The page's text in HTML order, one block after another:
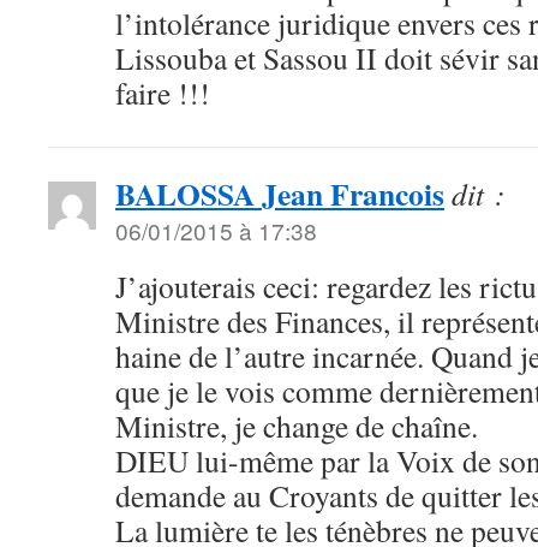
l’intolérance juridique envers ces
Lissouba et Sassou II doit sévir
faire !!!
BALOSSA Jean Francoisdit :
06/01/2015 à 17:38
J’ajouterais ceci: regardez les
Ministre des Finances, il
haine de l’autre incarnée. Quand
que je le vois comme
Ministre, je change de chaîne.
DIEU lui-même par la Voix de
demande au Croyants de quitter
La lumière te les ténèbres ne